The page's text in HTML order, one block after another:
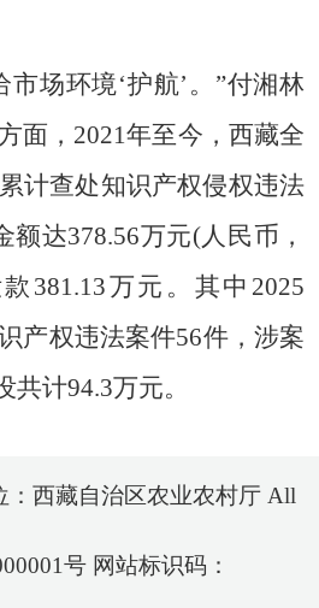
市场环境‘护航’。”付湘林
面，2021年至今，西藏全
计查处知识产权侵权违法
额达378.56万元(人民币，
381.13万元。其中2025
产权违法案件56件，涉案
计94.3万元。
：西藏自治区农业农村厅 All
号 网站标识码：